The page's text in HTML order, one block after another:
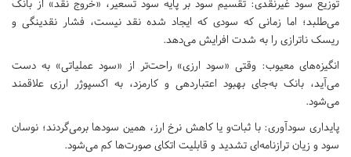
توزیع سود غیرنقدی: تقسیم سود بر پایه سود تسعیر، «خروج نقد» از بانک
می‌طلبد؛ اما زمانی که سودی که ایجاد شده نقد نیست، فشار نقدینگی و
ریسک ناترازی را به شدت افرایش می‌دهد.
انگیزه‌های معیوب: وقتی «سود ارزی» راحت‌تر از «سود عملیاتی» به دست
می‌آید، بانک به‌جای بهبود اعتباردهی و کارمزد، به اکسپوژر ارزی علاقمند
می‌شود.
پایداری سودآوری: با ثبات‌و یا کاهش نرخ ارز، همین سودها برمی‌گردند؛ نوسان
سود و زیان ترازنامه‌ای تشدید و قابلیت اتکای صورت‌ها کم می‌شود.